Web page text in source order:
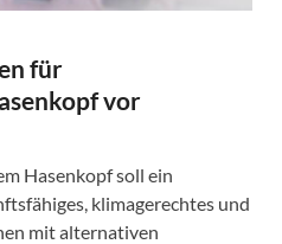
für
vor
Hasenkopf soll ein
klimagerechtes und
mit alternativen